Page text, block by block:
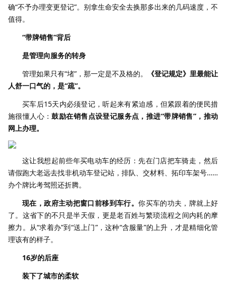
确“不予办理变更登记”。别拿生命安全去换那多出来的几码速度，不
值得。
“带牌销售”背后
是管理向服务的转身
管理如果只有“堵”，那一定是不及格的。
《登记规定》里最能让
人舒一口气的，是“疏”。
买车后15天内必须登记，听起来有紧迫感，但紧跟着的便民措
施很懂人心：鼓励在销售点设登记服务点，推进“带牌销售”，推动
网上办理。
这让我想起前些年买电动车的经历：先在门店把车骑走，然后
请假跑大老远去找非机动车登记站，排队、交材料、拓印车架号……
办个牌比考驾照还折腾。
现在，政府主动把窗口前移到车行。你买车的功夫，牌就上好
了。这省下的不只是半天假，更是老百姓与繁琐流程之间内耗的摩
擦力。从“求着办”到“送上门”，这种“含服量”的上升，才是精细化管
理该有的样子。
16岁的后座
装下了城市的柔软